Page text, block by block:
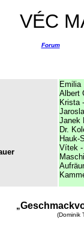
VÉC
Forum
Emilia
Albert
Krista
Janek
Dr.
Hauk-
Vítek
„
(Dominik